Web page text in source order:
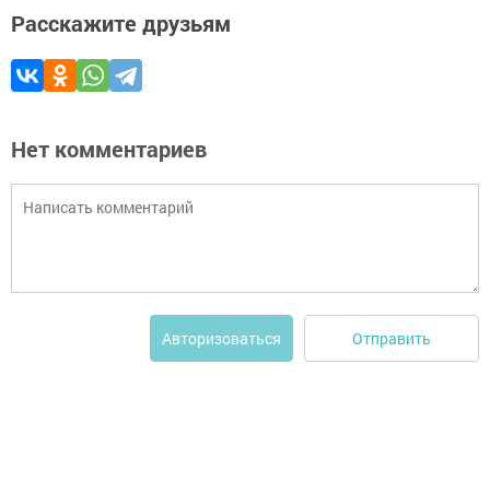
Расскажите друзьям
Нет комментариев
Авторизоваться Отправить